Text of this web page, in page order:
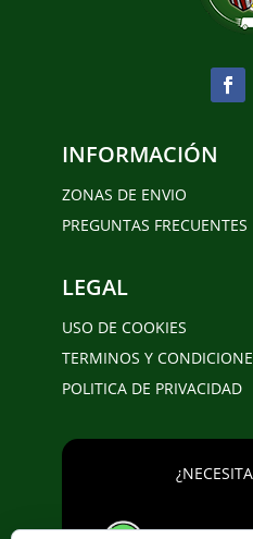
INFORMACIÓN
ZONAS DE ENVIO
PREGUNTAS FRECUENTES
LEGAL
USO DE COOKIES
TERMINOS Y
POLITICA DE PRIVACIDAD